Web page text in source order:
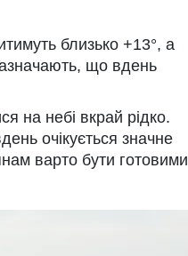
близько +13°, а
що вдень
на небі вкрай рідко.
очікується значне
варто бути готовими